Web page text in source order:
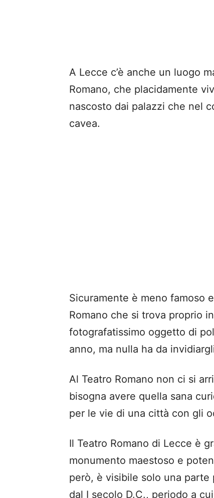
A Lecce c’è anche un luogo
Romano, che placidamente
nascosto dai palazzi che nel
cavea.
Sicuramente è meno famoso
Romano che si trova proprio
fotografatissimo oggetto di
anno, ma nulla ha da
Al Teatro Romano non ci si
bisogna avere quella sana
per le vie di una città con gli
Il Teatro Romano di Lecce è
monumento maestoso e
però, è visibile solo una parte
dal I secolo D.C., periodo a